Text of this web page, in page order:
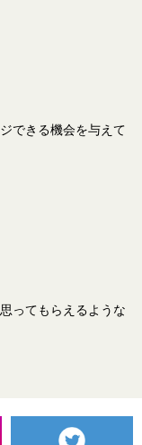
できる機会を与えて
ってもらえるような